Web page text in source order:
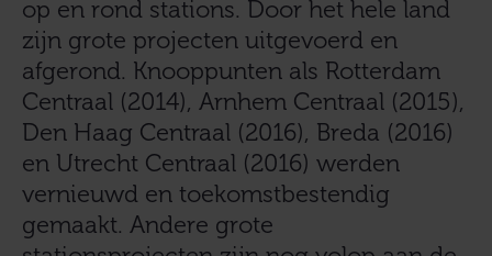
op en rond stations. Door het hele land
zijn grote projecten uitgevoerd en
afgerond. Knooppunten als Rotterdam
Centraal (2014), Arnhem Centraal (2015),
Den Haag Centraal (2016), Breda (2016)
en Utrecht Centraal (2016) werden
vernieuwd en toekomstbestendig
gemaakt. Andere grote